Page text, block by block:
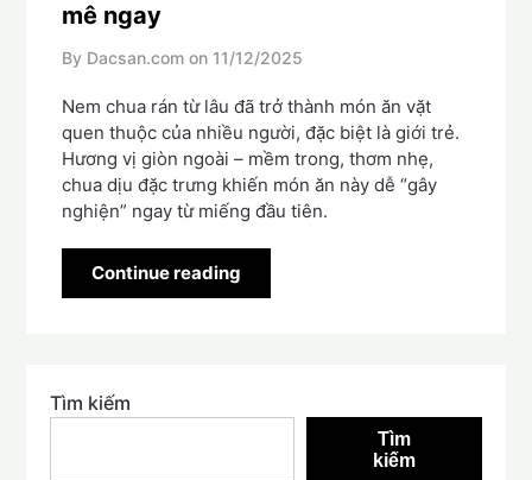
mê ngay
By Dacsan.com on 11/12/2025
Nem chua rán từ lâu đã trở thành món ăn vặt
quen thuộc của nhiều người, đặc biệt là giới trẻ.
Hương vị giòn ngoài – mềm trong, thơm nhẹ,
chua dịu đặc trưng khiến món ăn này dễ “gây
nghiện” ngay từ miếng đầu tiên.
Continue reading
Tìm kiếm
Tìm
kiếm